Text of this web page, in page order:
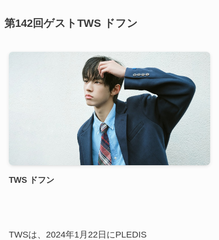
第142回ゲストTWS ドフン
TWS ドフン
TWSは、2024年1月22日にPLEDIS